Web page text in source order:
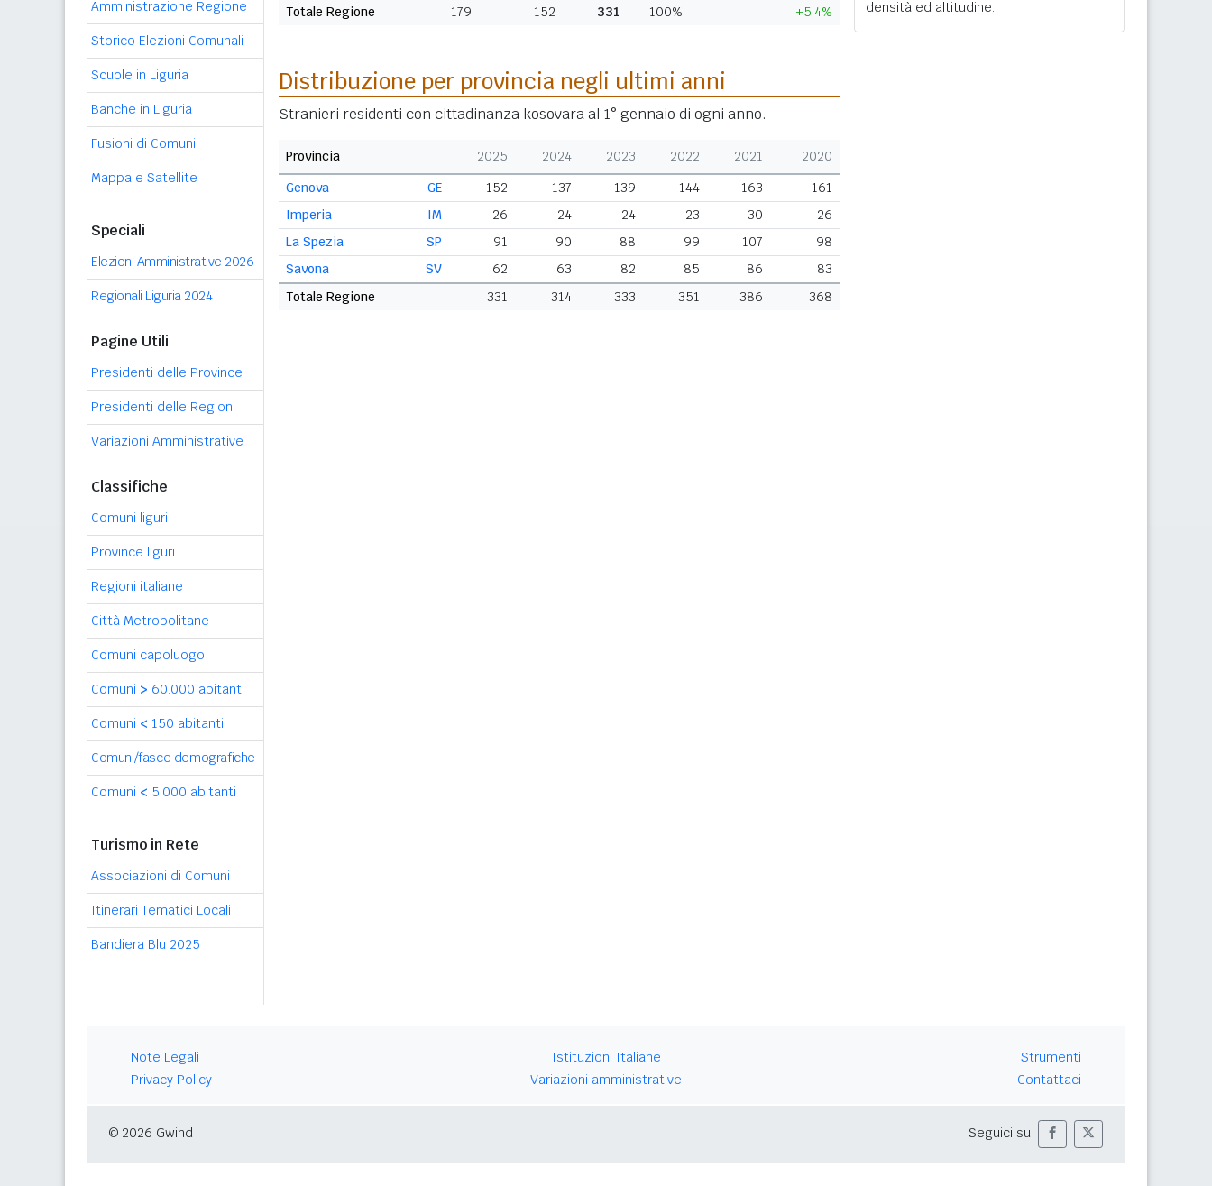
Amministrazione Regione
Storico Elezioni Comunali
Scuole in Liguria
Banche in Liguria
Fusioni di Comuni
Mappa e Satellite
Speciali
Elezioni Amministrative 2026
Regionali Liguria 2024
Pagine Utili
Presidenti delle Province
Presidenti delle Regioni
Variazioni Amministrative
Classifiche
Comuni liguri
Province liguri
Regioni italiane
Città Metropolitane
Comuni capoluogo
Comuni > 60.000 abitanti
Comuni < 150 abitanti
Comuni/fasce demografiche
Comuni < 5.000 abitanti
Turismo in Rete
Associazioni di Comuni
Itinerari Tematici Locali
Bandiera Blu 2025
Totale Regione
179 152 331 100% +5,4%
Distribuzione per provincia negli ultimi anni
Stranieri residenti con cittadinanza kosovara al 1° gennaio di ogni anno.
Provincia 2025 2024 2023 2022 2021
2020
GE
Genova 152 137 139 144 163
161
IM
Imperia 26 24 24 23 30
26
SP
La Spezia 91 90 88 99 107
98
SV
Savona 62 63 82 85 86
83
Totale Regione
331 314 333 351 386 368
densità ed altitudine.
Note Legali
Privacy Policy
Istituzioni Italiane
Variazioni amministrative
Strumenti
Contattaci
© 2026 Gwind Seguici su